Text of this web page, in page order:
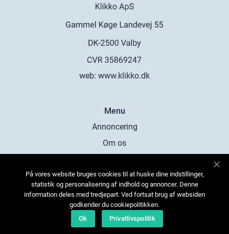
web: www.klikko.dk
Menu
Annoncering
Om os
Kontakt os
Sitemap
På vores website bruges cookies til at huske dine indstillinger,
statistik og personalisering af indhold og annoncer. Denne
information deles med tredjepart. Ved fortsat brug af websiden
godkender du cookiepolitikken.
Ok
Privatlivspolitik